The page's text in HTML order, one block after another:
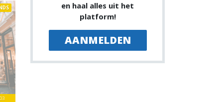
en haal alles uit het
platform!
AANMELDEN